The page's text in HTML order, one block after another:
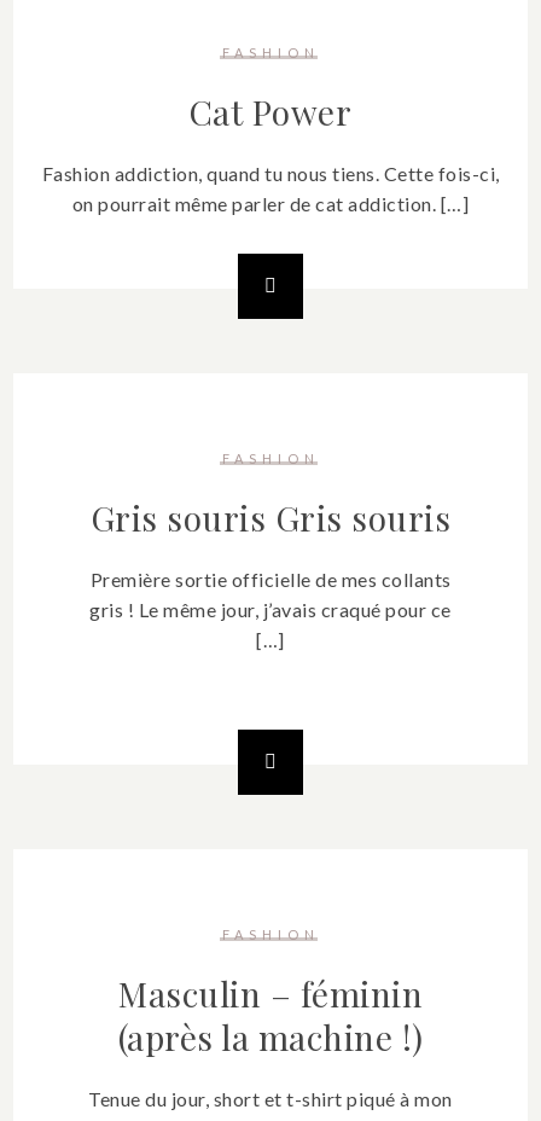
FASHION
Cat Power
Fashion addiction, quand tu nous tiens. Cette fois-ci,
on pourrait même parler de cat addiction. […]
FASHION
Gris souris Gris souris
Première sortie officielle de mes collants
gris ! Le même jour, j’avais craqué pour ce
[…]
FASHION
Masculin – féminin
(après la machine !)
Tenue du jour, short et t-shirt piqué à mon